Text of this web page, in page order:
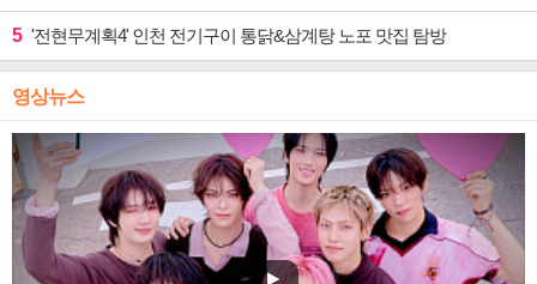
5 '전현무계획4' 인천 전기구이 통닭&삼계탕 노포 맛집 탐방
영상뉴스